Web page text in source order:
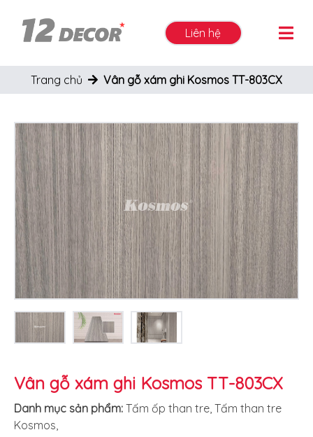
Liên hệ
Trang chủ Vân gỗ xám ghi Kosmos TT-803CX
Vân gỗ xám ghi Kosmos TT-803CX
Danh mục sản phẩm: Tấm ốp than tre Tấm than tre
Kosmos